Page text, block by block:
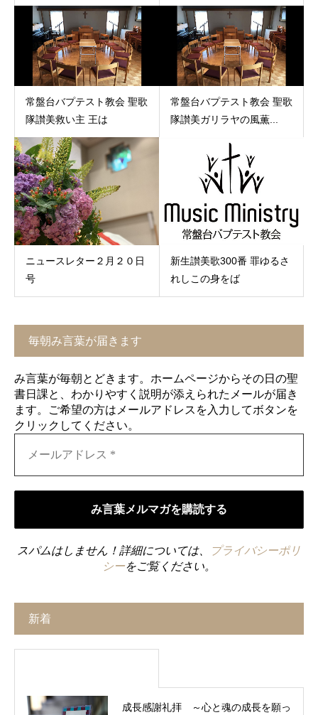
常盤台バプテスト教会 聖歌
隊讃美救い主 王は
常盤台バプテスト教会 聖歌
隊讃美ガリラヤの風薫...
ニュースレター２月２０日
号
新生讃美歌300番 罪ゆるさ
れしこの身をば
毎朝み言葉が届きます
み言葉が毎朝とどきます。ホームページからその日の聖
書日課と、わかりやすく説明が添えられたメールが届き
ます。ご希望の方はメールアドレスを入力してボタンを
クリックしてください。
スパムはしません！詳細については、
プライバシーポリ
シーをご覧ください。
新着
成長感謝礼拝 ～心と魂の成長を願っ